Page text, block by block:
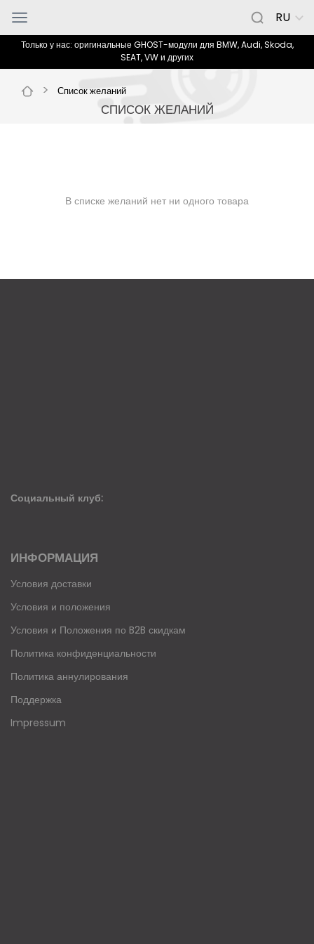
RU
Только у нас: оригинальные GHOST-модули для BMW, Audi, Skoda,
SEAT, VW и других
> Список желаний
СПИСОК ЖЕЛАНИЙ
В списке желаний нет ни одного товара
Социальный клуб:
ИНФОРМАЦИЯ
Условия доставки
Условия и положения
Условия и Положения по B2B скидкам
Политика конфиденциальности
Политика аннулирования
Поддержка
Impressum